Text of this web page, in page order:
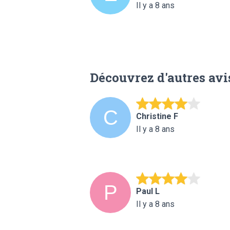
Il y a 8 ans
Découvrez d'autres
Christine F
Il y a 8 ans
Paul L
Il y a 8 ans